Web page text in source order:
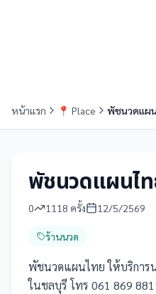
หน้าแรก 📍 Place พัชนวดแผ
พัชนวดแผนไ
0 1118 ครั้ง 12/5/2569
ร้านนวด
พัชนวดแผนไทย ให้บริกา
ในชลบุรี โทร 061 869